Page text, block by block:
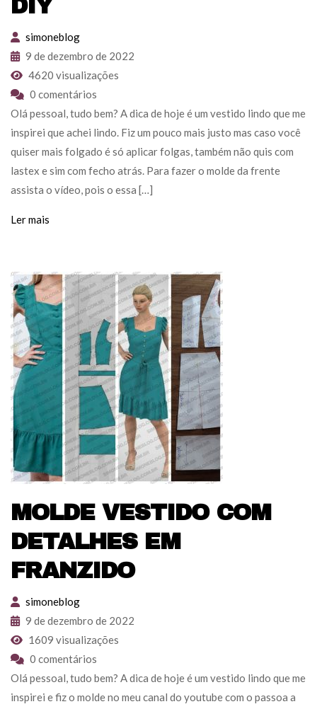
DIY
simoneblog
9 de dezembro de 2022
4620 visualizações
0 comentários
Olá pessoal, tudo bem? A dica de hoje é um vestido lindo que me
inspirei que achei lindo. Fiz um pouco mais justo mas caso você
quiser mais folgado é só aplicar folgas, também não quis com
lastex e sim com fecho atrás. Para fazer o molde da frente
assista o vídeo, pois o essa […]
Ler mais
MOLDE VESTIDO COM
DETALHES EM
FRANZIDO
simoneblog
9 de dezembro de 2022
1609 visualizações
0 comentários
Olá pessoal, tudo bem? A dica de hoje é um vestido lindo que me
inspirei e fiz o molde no meu canal do youtube com o passoa a